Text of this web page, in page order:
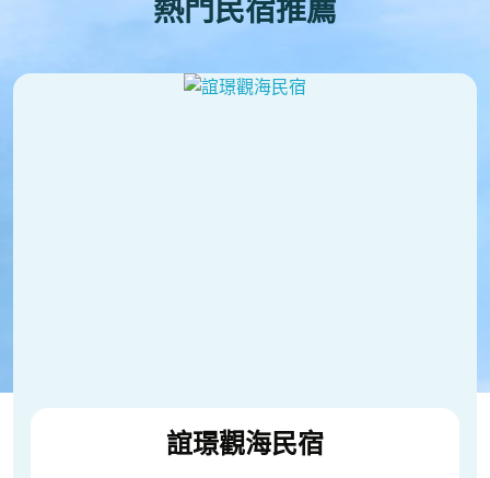
熱門民宿推薦
誼璟觀海民宿